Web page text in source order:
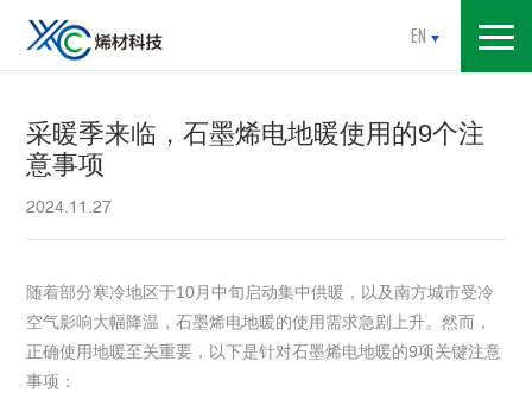
EN
采暖季来临，石墨烯电地暖使用的9个注
意事项
2024.11.27
随着部分寒冷地区于10月中旬启动集中供暖，以及南方城市受冷
空气影响大幅降温，石墨烯电地暖的使用需求急剧上升。然而，
正确使用地暖至关重要，以下是针对石墨烯电地暖的9项关键注意
事项：